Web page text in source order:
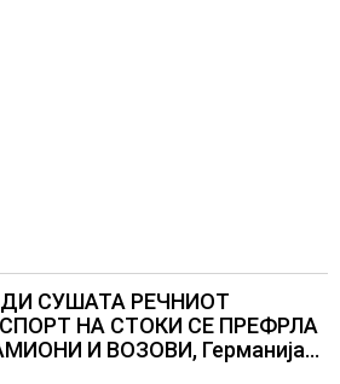
СУШАТА РЕЧНИОТ
НА СТОКИ СЕ ПРЕФРЛА
И ВОЗОВИ, Германија